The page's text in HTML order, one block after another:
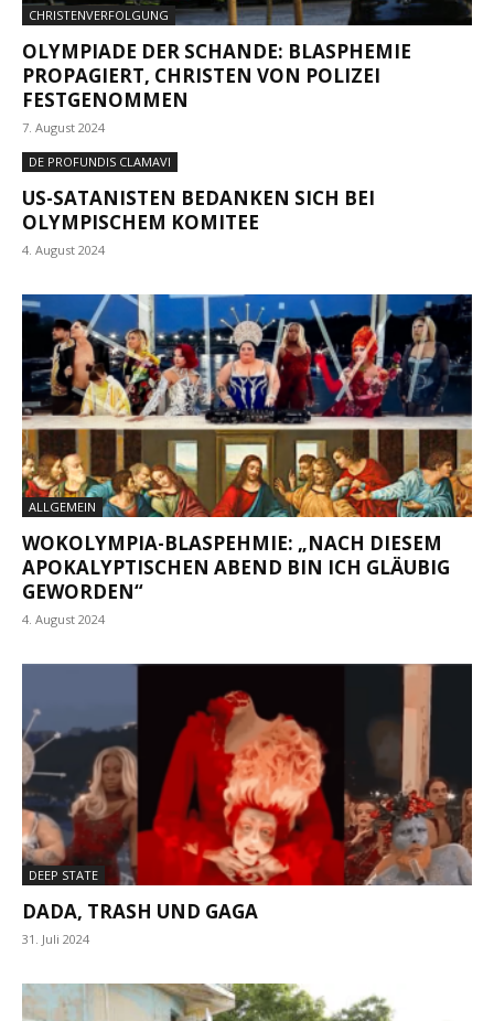
CHRISTENVERFOLGUNG
OLYMPIADE DER SCHANDE: BLASPHEMIE
PROPAGIERT, CHRISTEN VON POLIZEI
FESTGENOMMEN
7. August 2024
DE PROFUNDIS CLAMAVI
US-SATANISTEN BEDANKEN SICH BEI
OLYMPISCHEM KOMITEE
4. August 2024
ALLGEMEIN
WOKOLYMPIA-BLASPEHMIE: „NACH DIESEM
APOKALYPTISCHEN ABEND BIN ICH GLÄUBIG
GEWORDEN“
4. August 2024
DEEP STATE
DADA, TRASH UND GAGA
31. Juli 2024